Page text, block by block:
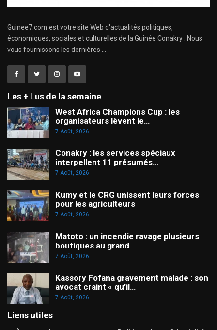
Guinee7.com est votre site Web d'actualités politiques,
économiques, sociales et culturelles de la Guinée Conakry . Nous
vous fournissons les dernières ...
Les + Lus de la semaine
West Africa Champions Cup : les
organisateurs lèvent le…
7 Août, 2026
Conakry : les services spéciaux
interpellent 11 présumés…
7 Août, 2026
Kumy et le CRG unissent leurs forces
pour les agriculteurs
7 Août, 2026
Matoto : un incendie ravage plusieurs
boutiques au grand…
7 Août, 2026
Kassory Fofana gravement malade : son
avocat craint « qu’il…
7 Août, 2026
Liens utiles